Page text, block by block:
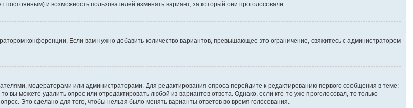
постоянным) и возможность пользователей изменять вариант, за который они проголосовали.
конференции. Если вам нужно добавить количество вариантов, превышающее это ограничение, свяжитесь с администратором
модераторами или администраторами. Для редактирования опроса перейдите к редактированию первого сообщения в теме;
вы можете удалить опрос или отредактировать любой из вариантов ответа. Однако, если кто-то уже проголосовал, то только
Это сделано для того, чтобы нельзя было менять варианты ответов во время голосования.